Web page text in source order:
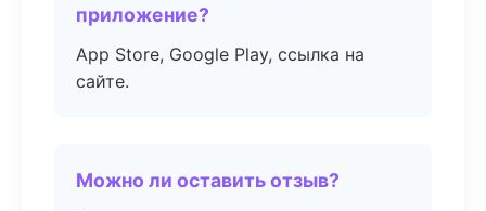
приложение?
App Store, Google Play, ссылка на
сайте.
Можно ли оставить отзыв?